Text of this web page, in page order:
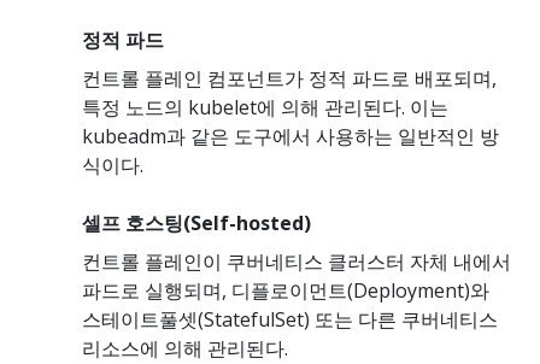
정적 파드
컨트롤 플레인 컴포넌트가 정적 파드로 배포되며,
특정 노드의 kubelet에 의해 관리된다. 이는
kubeadm과 같은 도구에서 사용하는 일반적인 방
식이다.
셀프 호스팅(Self-hosted)
컨트롤 플레인이 쿠버네티스 클러스터 자체 내에서
파드로 실행되며, 디플로이먼트(Deployment)와
스테이트풀셋(StatefulSet) 또는 다른 쿠버네티스
리소스에 의해 관리된다.